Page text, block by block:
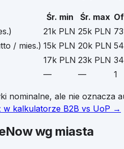
Śr. min Śr. max
21k PLN 25k PLN 73
/ mies.) 15k PLN 20k PLN 54
17k PLN 23k PLN 34
— — 1
nominalne, ale nie
w kalkulatorze B2B vs UoP →
wg miasta